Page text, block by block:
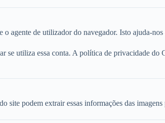
agente de utilizador do navegador. Isto ajuda-nos
se utiliza essa conta. A política de privacidade do
site podem extrair essas informações das imagens